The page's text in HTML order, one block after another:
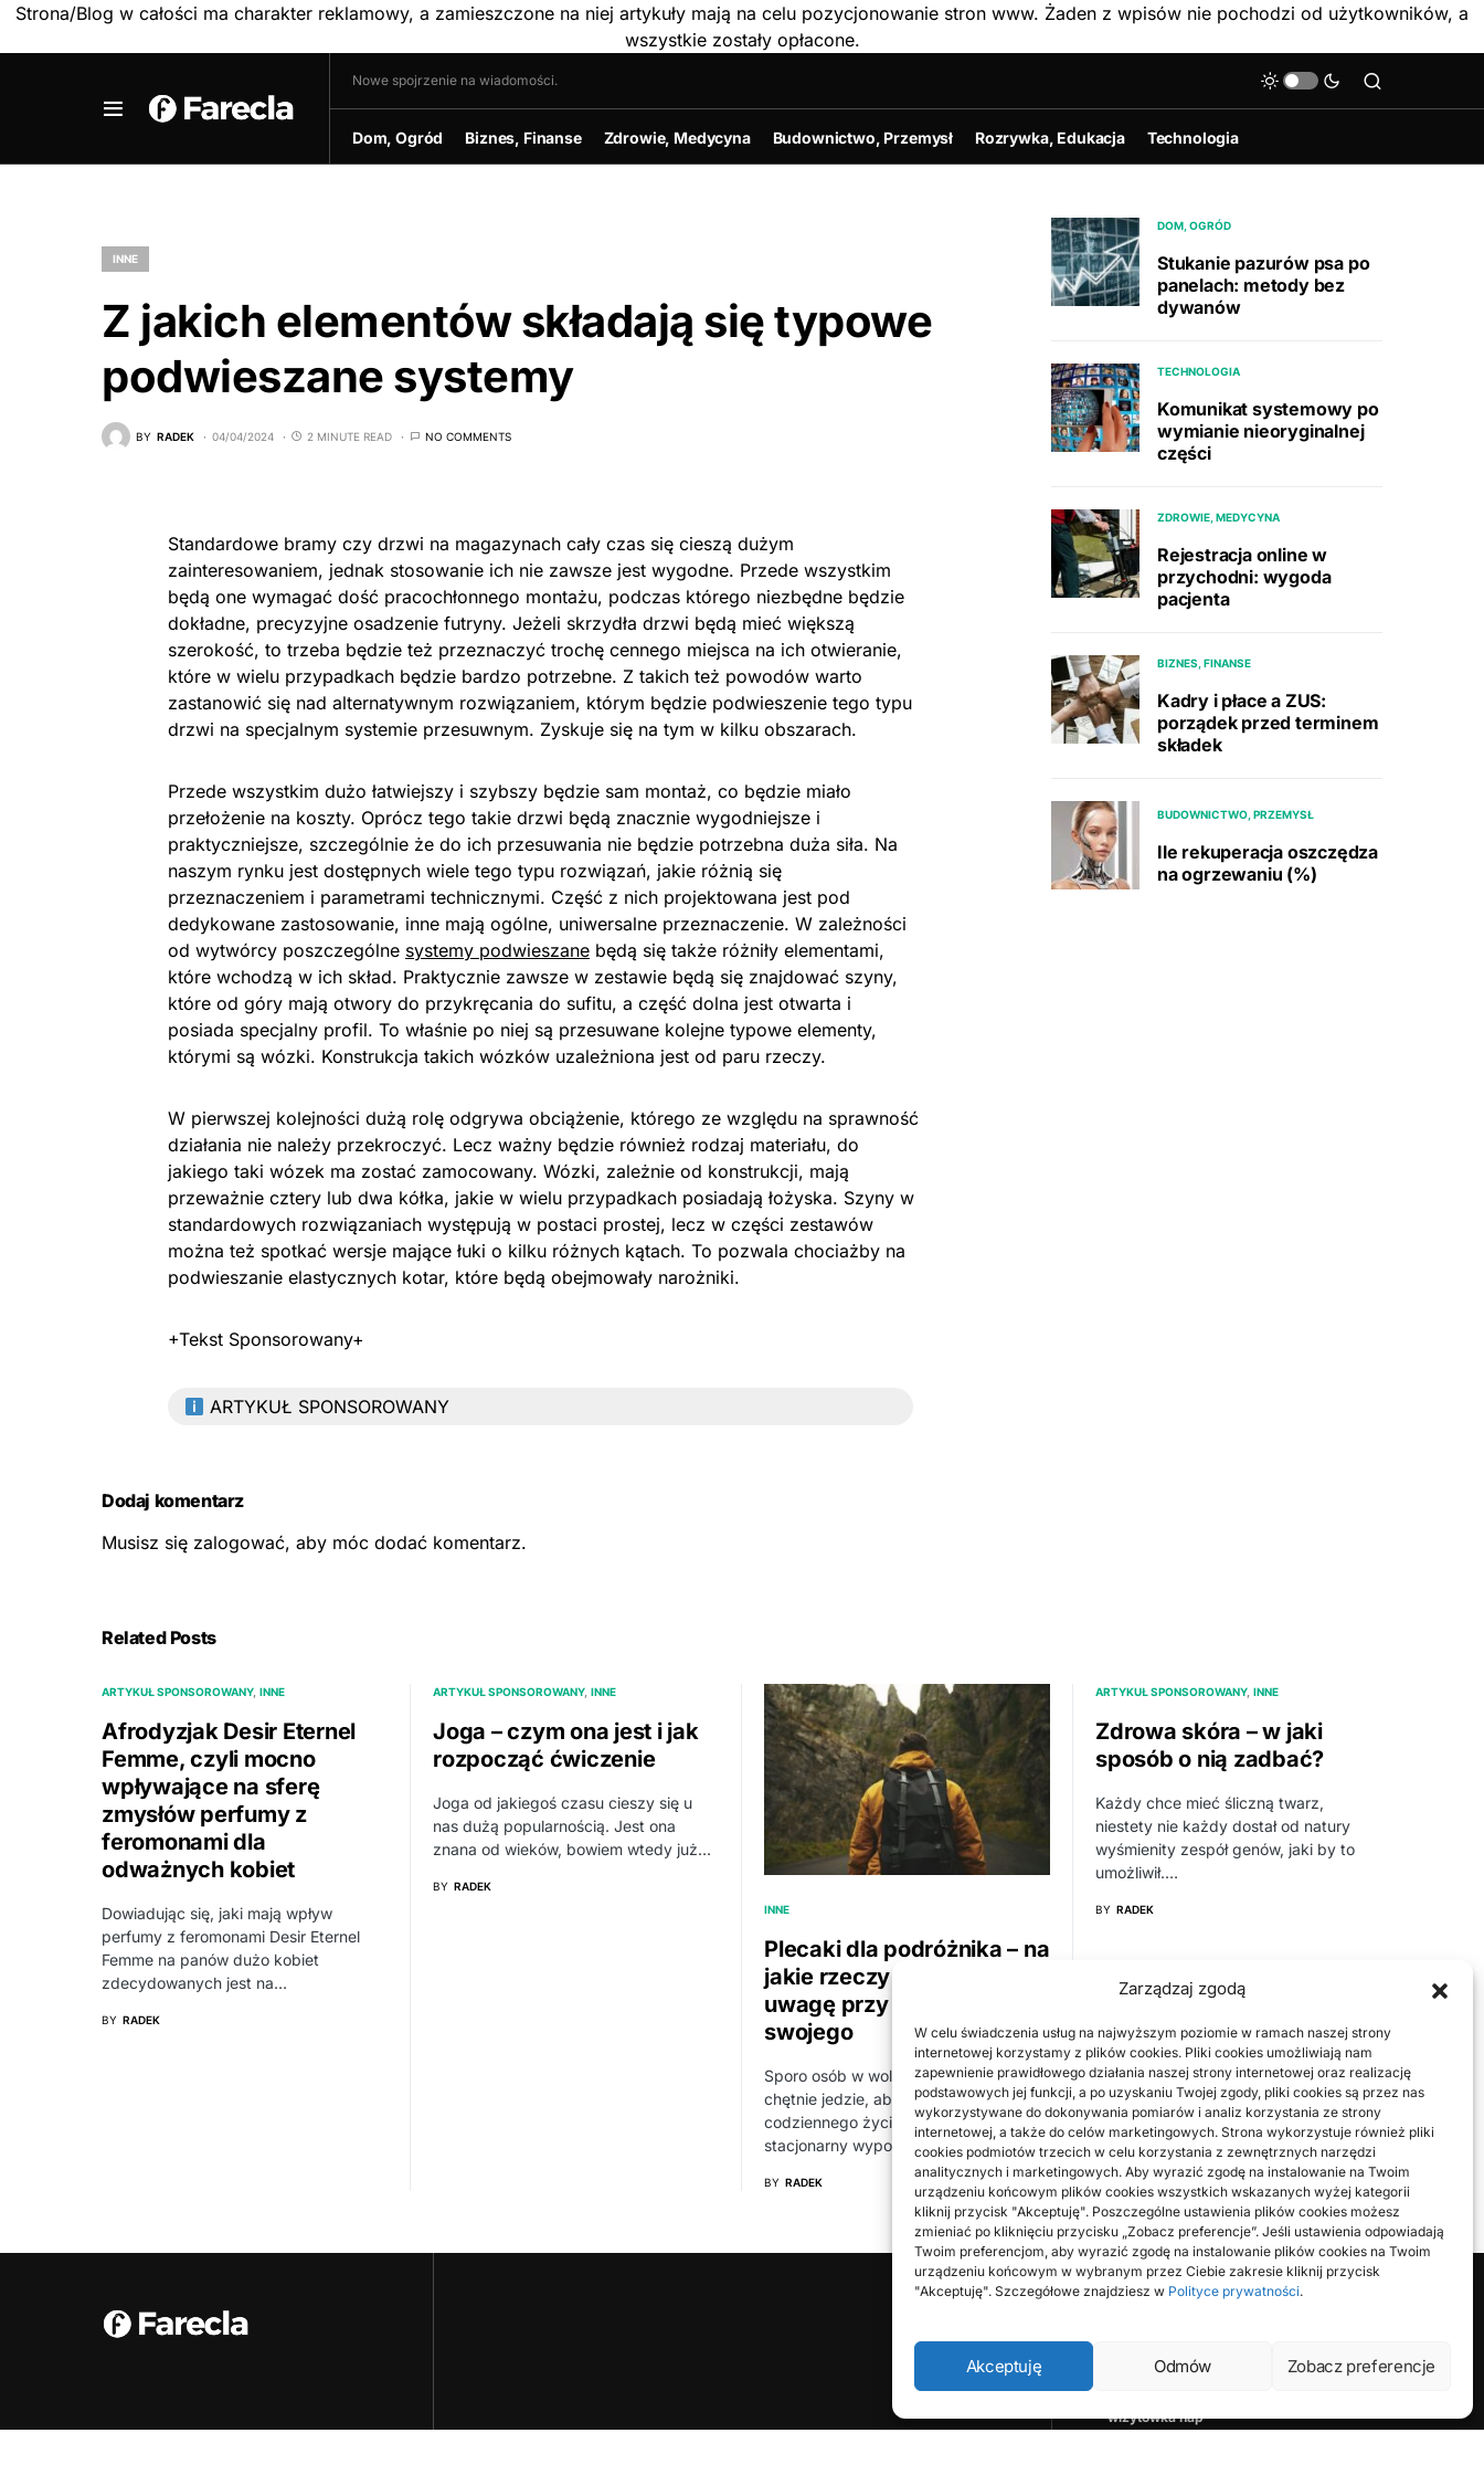
Zarządzaj zgodą
W celu świadczenia usług na najwyższym poziomie w ramach naszej strony
internetowej korzystamy z plików cookies. Pliki cookies umożliwiają nam
zapewnienie prawidłowego działania naszej strony internetowej oraz realizację
podstawowych jej funkcji, a po uzyskaniu Twojej zgody, pliki cookies są przez nas
wykorzystywane do dokonywania pomiarów i analiz korzystania ze strony
internetowej, a także do celów marketingowych. Strona wykorzystuje również pliki
cookies podmiotów trzecich w celu korzystania z zewnętrznych narzędzi
analitycznych i marketingowych. Aby wyrazić zgodę na instalowanie na Twoim
urządzeniu końcowym plików cookies wszystkich wskazanych wyżej kategorii
kliknij przycisk "Akceptuję". Poszczególne ustawienia plików cookies możesz
zmieniać po kliknięciu przycisku „Zobacz preferencje”. Jeśli ustawienia odpowiadają
Twoim preferencjom, aby wyrazić zgodę na instalowanie plików cookies na Twoim
urządzeniu końcowym w wybranym przez Ciebie zakresie kliknij przycisk
"Akceptuję". Szczegółowe znajdziesz w Polityce prywatności.
Akceptuję Odmów Zobacz preferencje
Strona/Blog w całości ma charakter reklamowy, a zamieszczone na niej artykuły mają na celu pozycjonowanie stron www. Żaden z wpisów nie pochodzi od użytkowników, a
wszystkie zostały opłacone.
Nowe spojrzenie na wiadomości.
Dom, Ogród Biznes, Finanse Zdrowie, Medycyna Budownictwo, Przemysł Rozrywka, Edukacja Technologia
INNE
Z jakich elementów składają się typowe
podwieszane systemy
BY RADEK 04/04/2024 2 MINUTE READ NO COMMENTS
Standardowe bramy czy drzwi na magazynach cały czas się cieszą dużym
zainteresowaniem, jednak stosowanie ich nie zawsze jest wygodne. Przede wszystkim
będą one wymagać dość pracochłonnego montażu, podczas którego niezbędne będzie
dokładne, precyzyjne osadzenie futryny. Jeżeli skrzydła drzwi będą mieć większą
szerokość, to trzeba będzie też przeznaczyć trochę cennego miejsca na ich otwieranie,
które w wielu przypadkach będzie bardzo potrzebne. Z takich też powodów warto
zastanowić się nad alternatywnym rozwiązaniem, którym będzie podwieszenie tego typu
drzwi na specjalnym systemie przesuwnym. Zyskuje się na tym w kilku obszarach.
Przede wszystkim dużo łatwiejszy i szybszy będzie sam montaż, co będzie miało
przełożenie na koszty. Oprócz tego takie drzwi będą znacznie wygodniejsze i
praktyczniejsze, szczególnie że do ich przesuwania nie będzie potrzebna duża siła. Na
naszym rynku jest dostępnych wiele tego typu rozwiązań, jakie różnią się
przeznaczeniem i parametrami technicznymi. Część z nich projektowana jest pod
dedykowane zastosowanie, inne mają ogólne, uniwersalne przeznaczenie. W zależności
od wytwórcy poszczególne systemy podwieszane będą się także różniły elementami,
które wchodzą w ich skład. Praktycznie zawsze w zestawie będą się znajdować szyny,
które od góry mają otwory do przykręcania do sufitu, a część dolna jest otwarta i
posiada specjalny profil. To właśnie po niej są przesuwane kolejne typowe elementy,
którymi są wózki. Konstrukcja takich wózków uzależniona jest od paru rzeczy.
W pierwszej kolejności dużą rolę odgrywa obciążenie, którego ze względu na sprawność
działania nie należy przekroczyć. Lecz ważny będzie również rodzaj materiału, do
jakiego taki wózek ma zostać zamocowany. Wózki, zależnie od konstrukcji, mają
przeważnie cztery lub dwa kółka, jakie w wielu przypadkach posiadają łożyska. Szyny w
standardowych rozwiązaniach występują w postaci prostej, lecz w części zestawów
można też spotkać wersje mające łuki o kilku różnych kątach. To pozwala chociażby na
podwieszanie elastycznych kotar, które będą obejmowały narożniki.
+Tekst Sponsorowany+
ARTYKUŁ SPONSOROWANY
Dodaj komentarz
Musisz się zalogować, aby móc dodać komentarz.
DOM, OGRÓD
Stukanie pazurów psa po
panelach: metody bez
dywanów
TECHNOLOGIA
Komunikat systemowy po
wymianie nieoryginalnej
części
ZDROWIE, MEDYCYNA
Rejestracja online w
przychodni: wygoda
pacjenta
BIZNES, FINANSE
Kadry i płace a ZUS:
porządek przed terminem
składek
BUDOWNICTWO, PRZEMYSŁ
Ile rekuperacja oszczędza
na ogrzewaniu (%)
Related Posts
ARTYKUŁ SPONSOROWANY INNE
Afrodyzjak Desir Eternel
Femme, czyli mocno
wpływające na sferę
zmysłów perfumy z
feromonami dla
odważnych kobiet
Dowiadując się, jaki mają wpływ
perfumy z feromonami Desir Eternel
Femme na panów dużo kobiet
zdecydowanych jest na…
BY RADEK
ARTYKUŁ SPONSOROWANY INNE
Joga – czym ona jest i jak
rozpocząć ćwiczenie
Joga od jakiegoś czasu cieszy się u
nas dużą popularnością. Jest ona
znana od wieków, bowiem wtedy już…
BY RADEK
INNE
Plecaki dla podróżnika – na
jakie rzeczy zwracać
uwagę przy wyborze
swojego
Sporo osób w wolnym czasie gdzieś
chętnie jedzie, aby odpocząć od
codziennego życia. Niektóre preferują
stacjonarny wypoczynek, na…
BY RADEK
ARTYKUŁ SPONSOROWANY INNE
Zdrowa skóra – w jaki
sposób o nią zadbać?
Każdy chce mieć śliczną twarz,
niestety nie każdy dostał od natury
wyśmienity zespół genów, jaki by to
umożliwił.…
BY RADEK
lubisz pisać – dołącz do nas i komentuj
bieżące wydarzenia, pokaż innym czym się
wizytówka nap